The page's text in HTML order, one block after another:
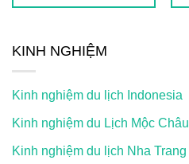
KINH NGHIỆM
Kinh nghiệm du lịch Indonesia
Kinh nghiệm du Lịch Mộc Châu
Kinh nghiệm du lịch Nha Trang